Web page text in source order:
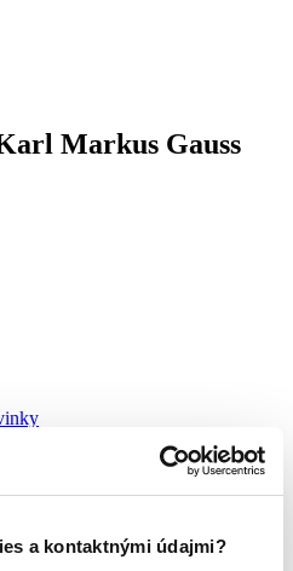
a kontaktnými údajmi?
Markus Gauss
predpredaj
pripravujeme